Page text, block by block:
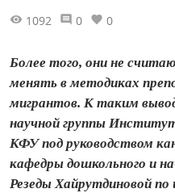
1092 0 0
Более того, они не
менять в методиках
мигрантов. К таким
научной группы
КФУ под руководством
кафедры дошкольного и
Резеды Хайрутдиновой